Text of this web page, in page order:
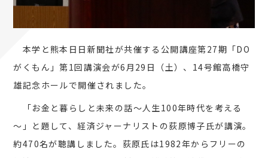
本学と熊本日日新聞社が共催する公開講座第27期「DO
がくもん」第1回講演会が6月29日（土）、14号館高橋守
雄記念ホールで開催されました。
「お金と暮らしと未来の話～人生100年時代を考える
～」と題して、経済ジャーナリストの荻原博子氏が講演。
約470名が聴講しました。荻原氏は1982年からフリーの